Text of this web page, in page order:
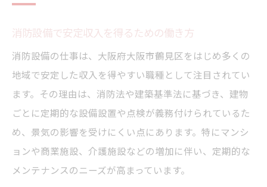
消防設備の現場で必要なスキルを身につけ
る
未経験者におすすめの消防設備の仕事選び
消防設備の入門資格とその取得方法
資格や経験を生かした転職成功の秘訣
消防設備の資格を活かす転職術のポイント
経験者が消防設備業界で評価される理由
消防設備士としてキャリアアップする方法
消防設備で安定収入を得るための働き方
消防設備の仕事は、大阪府大阪市鶴見区をはじめ多くの
地域で安定した収入を得やすい職種として注目されてい
ます。その理由は、消防法や建築基準法に基づき、建物
ごとに定期的な設備設置や点検が義務付けられているた
め、景気の影響を受けにくい点にあります。特にマンシ
ョンや商業施設、介護施設などの増加に伴い、定期的な
メンテナンスのニーズが高まっています。